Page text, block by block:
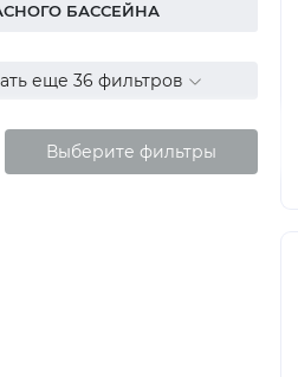
БАССЕЙНА
еще 36 фильтров
Выберите фильтры